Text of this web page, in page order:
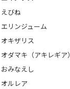
えびね
エリンジューム
オキザリス
オダマキ（アキレギア）
おみなえし
オルレア